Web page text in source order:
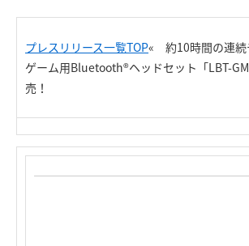
プレスリリース一覧TOP« 約10時間の連続
ゲーム用Bluetooth®ヘッドセット「LBT-
売！